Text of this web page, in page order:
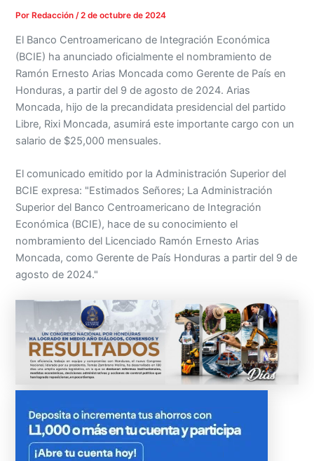
PorRedacción /2 de octubre de 2024
El Banco Centroamericano de Integración Económica
(BCIE) ha anunciado oficialmente el nombramiento de
Ramón Ernesto Arias Moncada como Gerente de País en
Honduras, a partir del 9 de agosto de 2024. Arias
Moncada, hijo de la precandidata presidencial del partido
Libre, Rixi Moncada, asumirá este importante cargo con un
salario de $25,000 mensuales.
El comunicado emitido por la Administración Superior del
BCIE expresa: "Estimados Señores; La Administración
Superior del Banco Centroamericano de Integración
Económica (BCIE), hace de su conocimiento el
nombramiento del Licenciado Ramón Ernesto Arias
Moncada, como Gerente de País Honduras a partir del 9 de
agosto de 2024."